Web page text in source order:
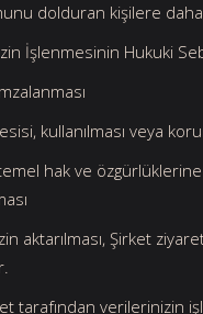
dolduran kişilere
İşlenmesinin Hukuki
kullanılması veya
hak ve
aktarılması, Şirket
tarafından verilerinizin